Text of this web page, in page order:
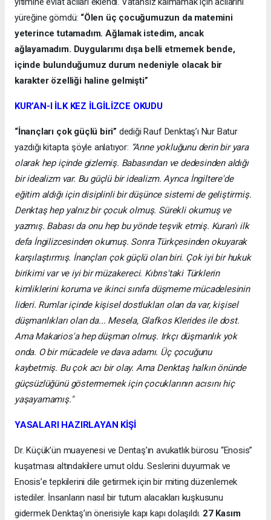
yüreğine gömdü: “Ölen üç çocuğumuzun da matemini
yeterince tutamadım. Ağlamak istedim, ancak
ağlayamadım. Duygularımı dışa belli etmemek bende,
içinde bulunduğumuz durum nedeniyle olacak bir
karakter özelliği haline gelmişti”
KUR’AN-I İLK KEZ İLGİLİZCE OKUDU
“İnançları çok güçlü biri” dediği Rauf Denktaş’ı Nur Batur
yazdığı kitapta şöyle anlatıyor: “Anne yokluğunu derin bir yara
olarak hep içinde gizlemiş. Babasından ve dedesinden aldığı
bir idealizm var. Bu güçlü bir idealizm. Ayrıca İngiltere'de
eğitim aldığı için disiplinli bir düşünce sistemi de geliştirmiş.
Denktaş hep yalnız bir çocuk olmuş. Sürekli okumuş ve
yazmış. Babası da onu hep bu yönde teşvik etmiş. Kuran'ı ilk
defa İngilizcesinden okumuş. Sonra Türkçesinden okuyarak
karşılaştırmış. İnançları çok güçlü olan biri. Çok iyi bir hukuk
birikimi var ve iyi bir müzakereci. Kıbrıs'taki Türklerin
kimliklerini koruma ve ikinci sınıfa düşmeme mücadelesinin
lideri. Rumlar içinde kişisel dostlukları olan da var, kişisel
düşmanlıkları olan da... Mesela, Glafkos Klerides ile dost.
Ama Makarios'a hep düşman olmuş. Irkçı düşmanlık yok
onda. O bir mücadele ve dava adamı. Üç çocuğunu
kaybetmiş. Bu çok acı bir olay. Ama Denktaş halkın önünde
güçsüzlüğünü göstermemek için çocuklarının acısını hiç
yaşayamamış."
YASALARI HAZIRLAYAN KİŞİ
Dr. Küçük’ün muayenesi ve Dentaş’ın avukatlık bürosu “Enosis”
kuşatması altındakilere umut oldu. Seslerini duyurmak ve
Enosis’e tepkilerini dile getirmek için bir miting düzenlemek
istediler. İnsanların nasıl bir tutum alacakları kuşkusunu
gidermek Denktaş’ın önerisiyle kapı kapı dolaşıldı. 27 Kasım